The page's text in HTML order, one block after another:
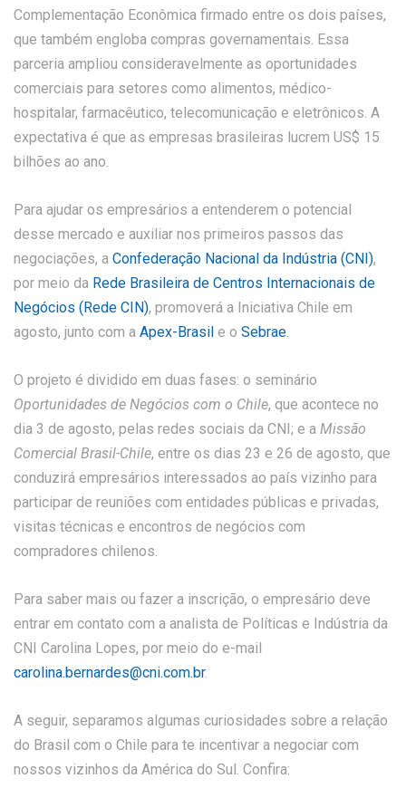
Complementação Econômica firmado entre os dois países,
que também engloba compras governamentais. Essa
parceria ampliou consideravelmente as oportunidades
comerciais para setores como alimentos, médico-
hospitalar, farmacêutico, telecomunicação e eletrônicos. A
expectativa é que as empresas brasileiras lucrem US$ 15
bilhões ao ano.
Para ajudar os empresários a entenderem o potencial
desse mercado e auxiliar nos primeiros passos das
negociações, a Confederação Nacional da Indústria (CNI),
por meio da Rede Brasileira de Centros Internacionais de
Negócios (Rede CIN), promoverá a Iniciativa Chile em
agosto, junto com a Apex-Brasil e o Sebrae.
O projeto é dividido em duas fases: o seminário
Oportunidades de Negócios com o Chile, que acontece no
dia 3 de agosto, pelas redes sociais da CNI; e a Missão
Comercial Brasil-Chile, entre os dias 23 e 26 de agosto, que
conduzirá empresários interessados ao país vizinho para
participar de reuniões com entidades públicas e privadas,
visitas técnicas e encontros de negócios com
compradores chilenos.
Para saber mais ou fazer a inscrição, o empresário deve
entrar em contato com a analista de Políticas e Indústria da
CNI Carolina Lopes, por meio do e-mail
carolina.bernardes@cni.com.br.
A seguir, separamos algumas curiosidades sobre a relação
do Brasil com o Chile para te incentivar a negociar com
nossos vizinhos da América do Sul. Confira: